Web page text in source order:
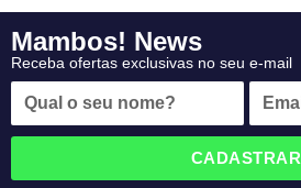
Mambos! News
Receba ofertas exclusivas no seu e-mail
CADASTRAR